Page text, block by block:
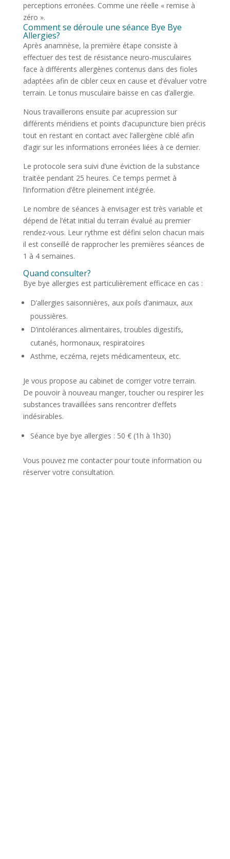
perceptions erronées. Comme une réelle « remise à
zéro ».
Comment se déroule une séance Bye Bye
Allergies?
Après anamnèse, la première étape consiste à
effectuer des test de résistance neuro-musculaires
face à différents allergènes contenus dans des fioles
adaptées afin de cibler ceux en cause et d’évaluer votre
terrain. Le tonus musculaire baisse en cas d’allergie.
Nous travaillerons ensuite par acupression sur
différents méridiens et points d’acupuncture bien précis
tout en restant en contact avec l’allergène ciblé afin
d’agir sur les informations erronées liées à ce dernier.
Le protocole sera suivi d’une éviction de la substance
traitée pendant 25 heures. Ce temps permet à
l’information d’être pleinement intégrée.
Le nombre de séances à envisager est très variable et
dépend de l’état initial du terrain évalué au premier
rendez-vous. Leur rythme est défini selon chacun mais
il est conseillé de rapprocher les premières séances de
1 à 4 semaines.
Quand consulter?
Bye bye allergies est particulièrement efficace en cas :
D’allergies saisonnières, aux poils d’animaux, aux
poussières.
D’intolérances alimentaires, troubles digestifs,
cutanés, hormonaux, respiratoires
Asthme, eczéma, rejets médicamenteux, etc.
Je vous propose au cabinet de corriger votre terrain.
De pouvoir à nouveau manger, toucher ou respirer les
substances travaillées sans rencontrer d’effets
indésirables.
Séance bye bye allergies : 50 € (1h à 1h30)
Vous pouvez me contacter pour toute information ou
réserver votre consultation.